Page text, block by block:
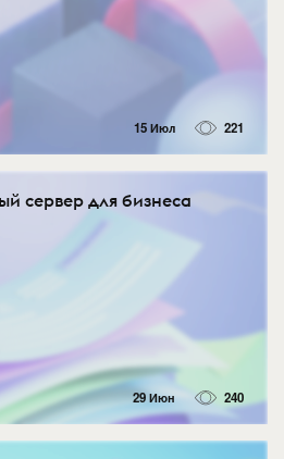
15 Июл 221
сервер для бизнеса
29 Июн 240